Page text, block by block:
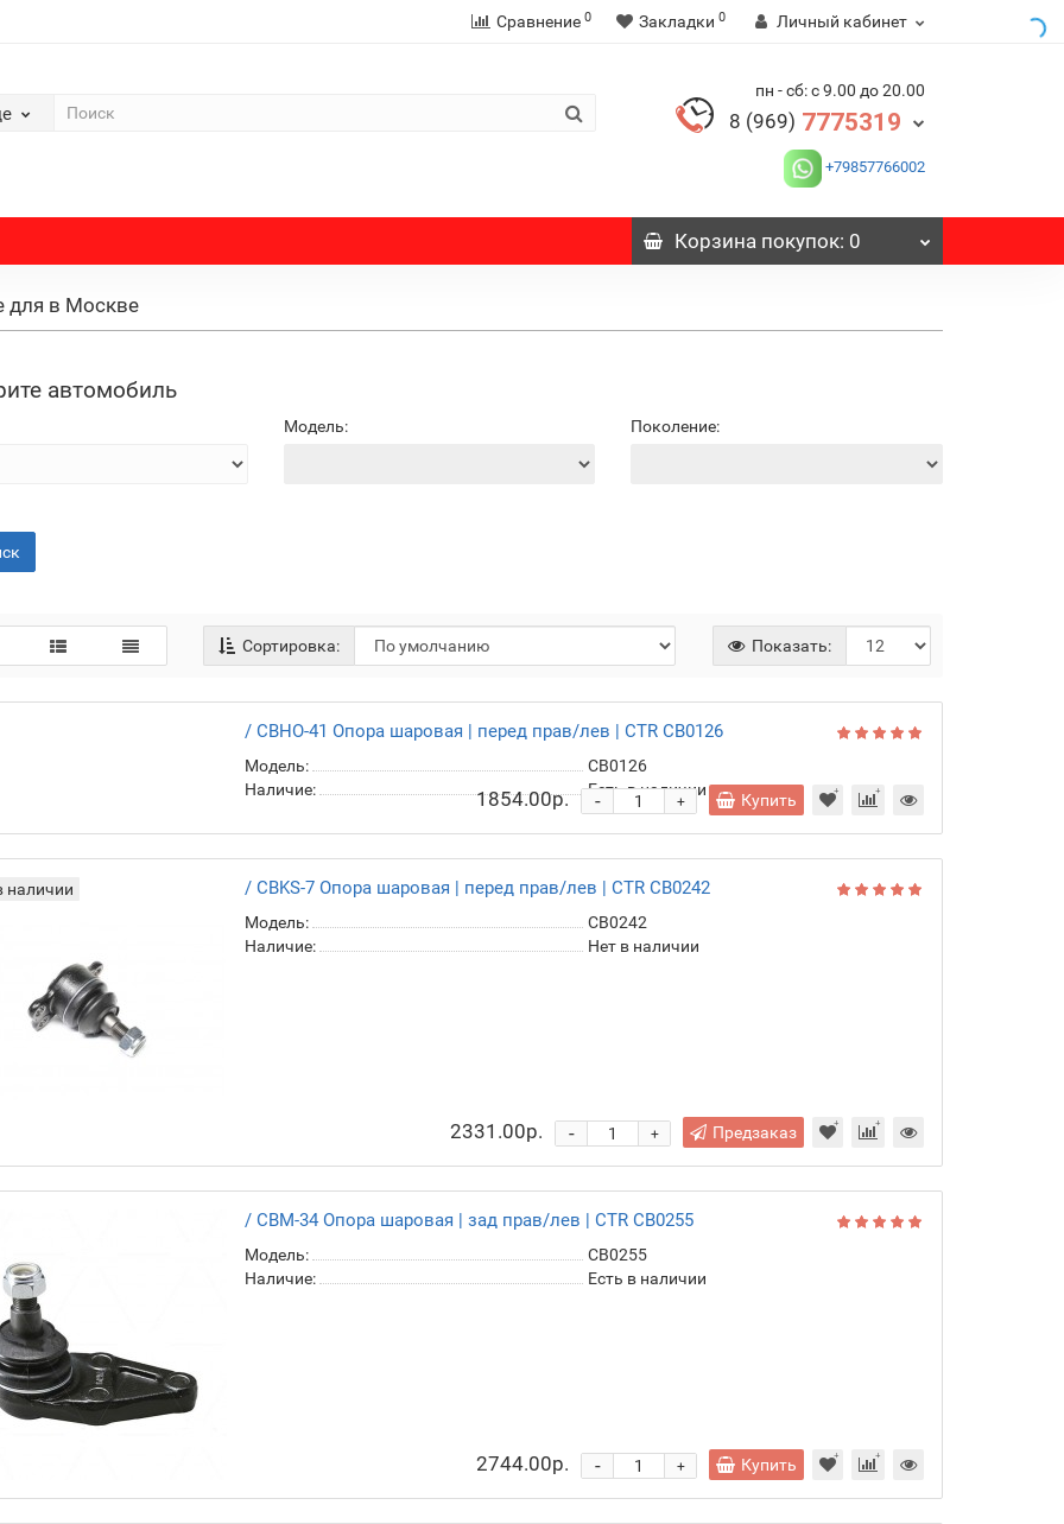
Сравнение 0 Закладки 0 Личный кабинет
пн - сб: с 9.00 до 20.00
8 (969) 7775319
+79857766002
Корзинапокупок: 0
для в Москве
автомобиль
Модель: Поколение:
Сортировка: Показать:
/ CBHO-41 Опора шаровая | перед прав/лев |
Модель:
CB0126
Есть в наличии
Купить
Модель:
CB0242
Предзаказ
Модель:
CB0255
Купить